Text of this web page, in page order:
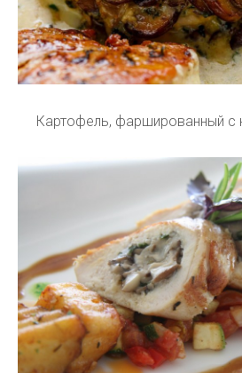
Картофель, фаршированный с